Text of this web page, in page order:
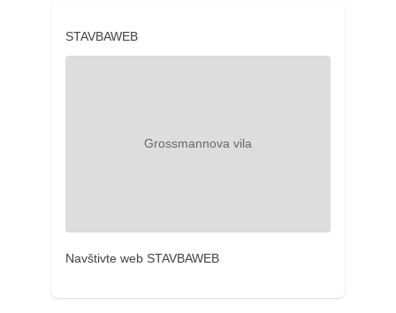
STAVBAWEB
Navštivte web STAVBAWEB